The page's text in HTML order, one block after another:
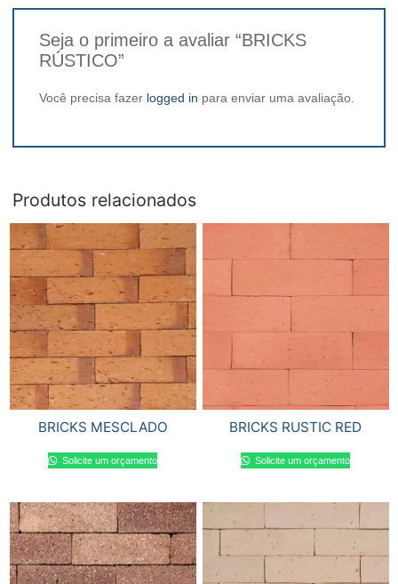
Seja o primeiro a avaliar “BRICKS
RÚSTICO”
Você precisa fazer logged in para enviar uma avaliação.
Produtos relacionados
BRICKS MESCLADO
Solicite um orçamento
BRICKS RUSTIC RED
Solicite um orçamento